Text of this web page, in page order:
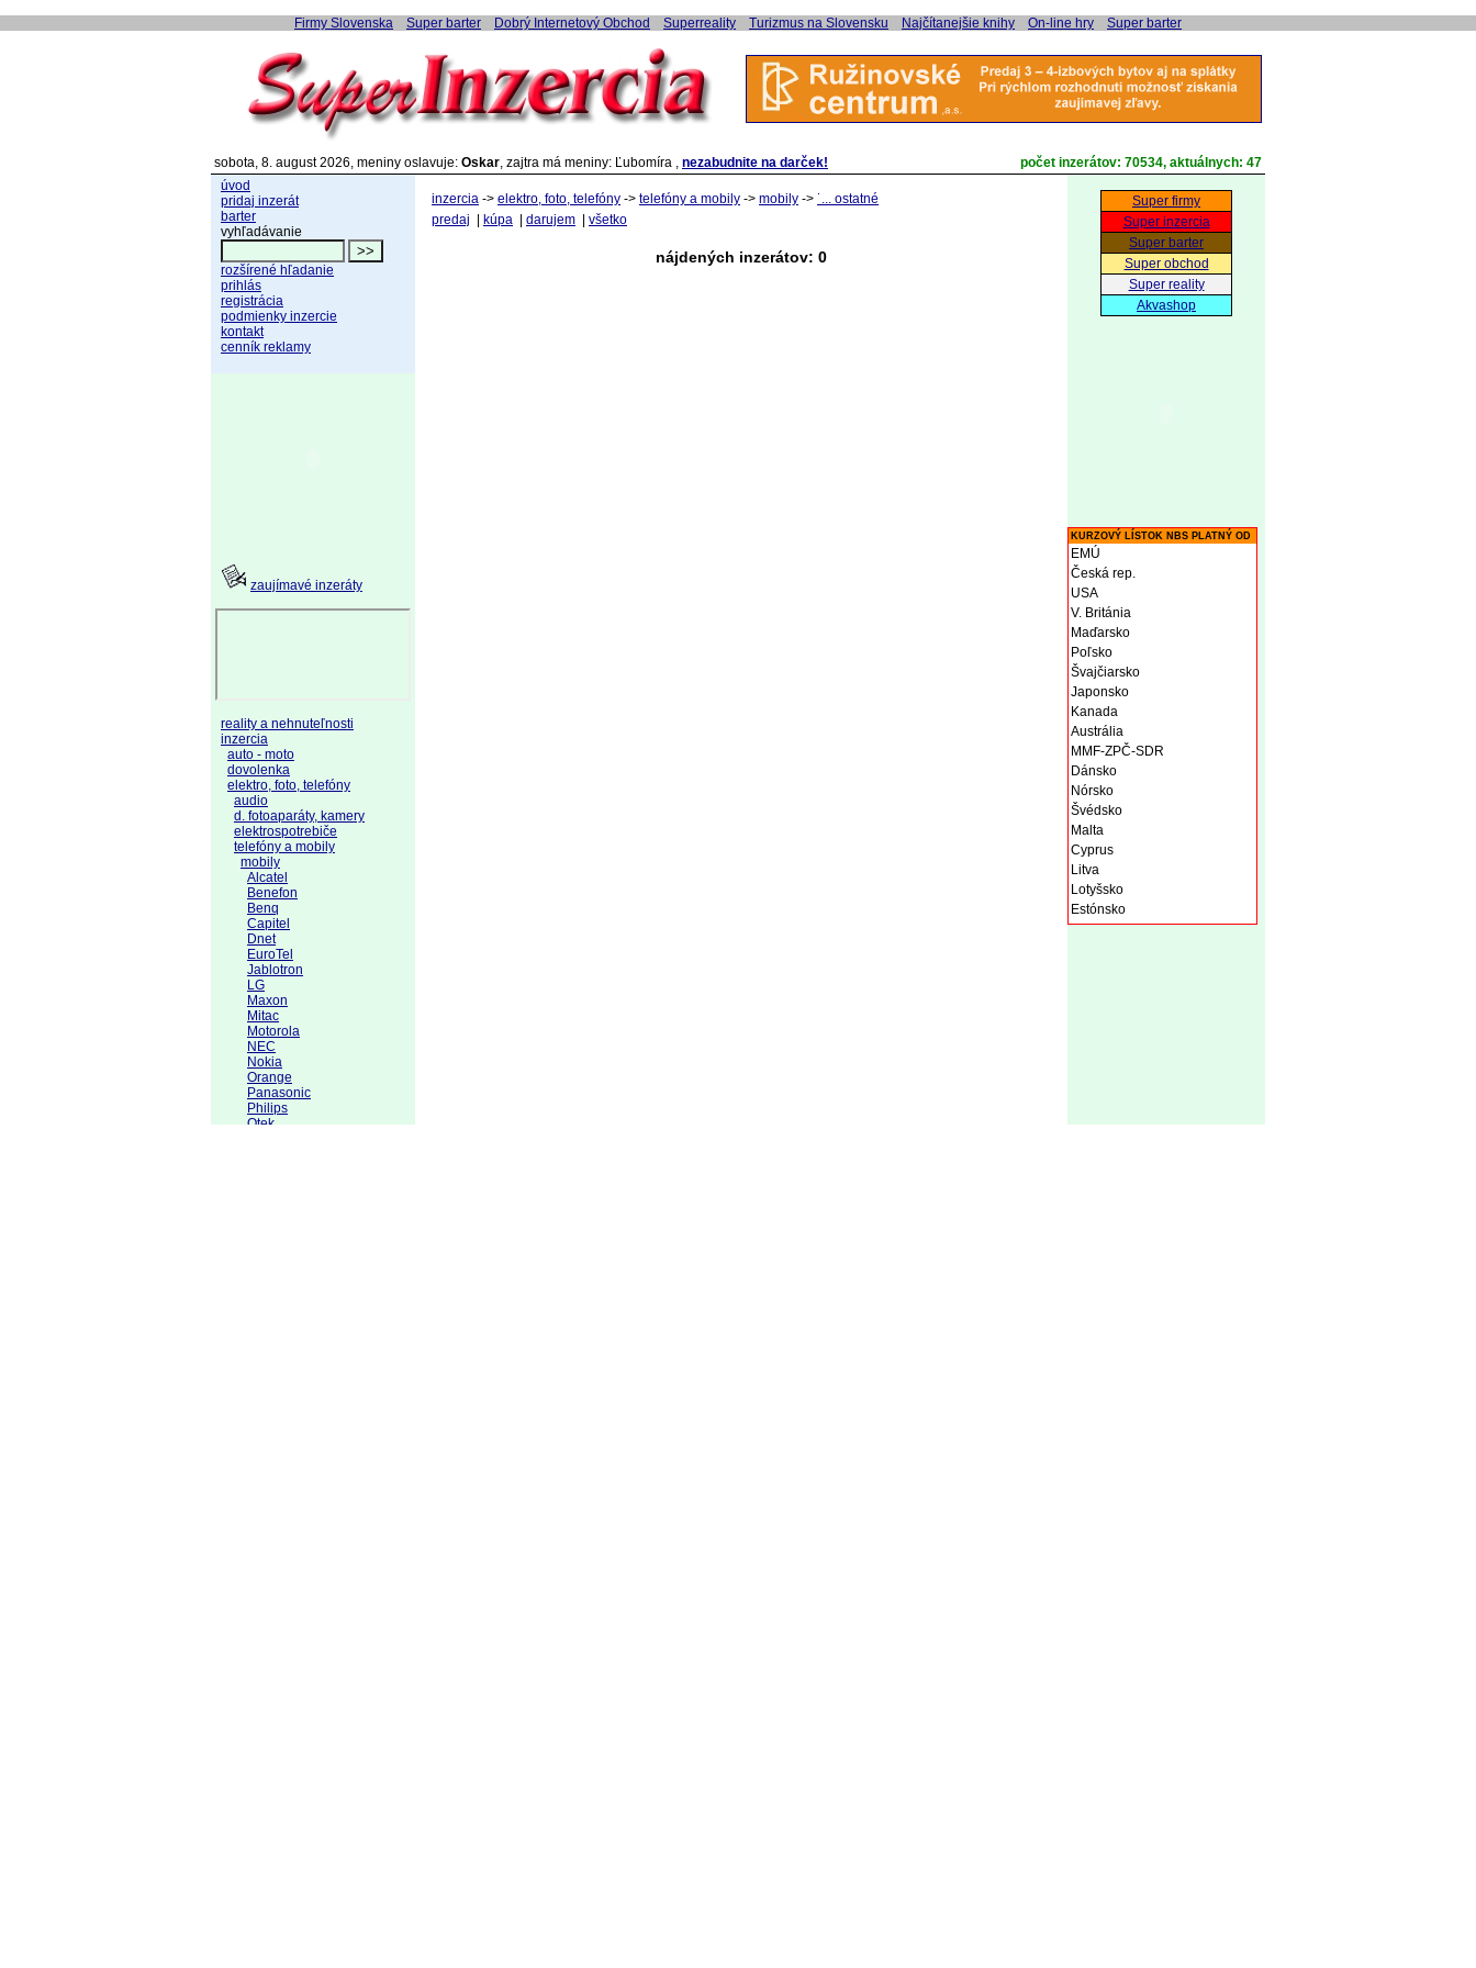
Firmy Slovenska Super barter Dobrý Internetový Obchod Superreality Turizmus na Slovensku Najčítanejšie knihy On-line hry Super barter
sobota, 8. august 2026, meniny oslavuje: Oskar, zajtra má meniny: Ľubomíra , nezabudnite na darček! počet inzerátov: 70534, aktuálnych: 47
úvod
pridaj inzerát
barter
vyhľadávanie
rozšírené hľadanie
prihlás
registrácia
podmienky inzercie
kontakt
cenník reklamy
zaujímavé inzeráty
reality a nehnuteľnosti
inzercia
auto - moto
dovolenka
elektro, foto, telefóny
audio
d. fotoaparáty, kamery
elektrospotrebiče
telefóny a mobily
mobily
Alcatel
Benefon
Benq
Capitel
Dnet
EuroTel
Jablotron
LG
Maxon
Mitac
Motorola
NEC
Nokia
Orange
Panasonic
Philips
Qtek
inzercia -> elektro, foto, telefóny -> telefóny a mobily -> mobily -> ˙... ostatné
predaj
kúpa darujem všetko
nájdených inzerátov: 0
Super firmy
Super inzercia
Super barter
Super obchod
Super reality
Akvashop
KURZOVÝ LÍSTOK NBS PLATNÝ OD
EMÚ
Česká rep.
USA
V. Británia
Maďarsko
Poľsko
Švajčiarsko
Japonsko
Kanada
Austrália
MMF-ZPČ-SDR
Dánsko
Nórsko
Švédsko
Malta
Cyprus
Litva
Lotyšsko
Estónsko